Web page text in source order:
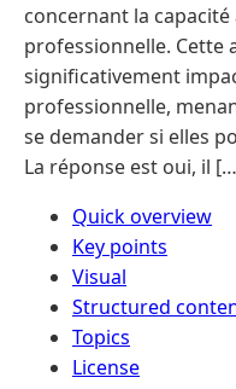
concernant la
professionnelle. Cette
significativement
professionnelle,
se demander si elles
La réponse est oui, il
Quick overview
Key points
Visual
Structured
Topics
License